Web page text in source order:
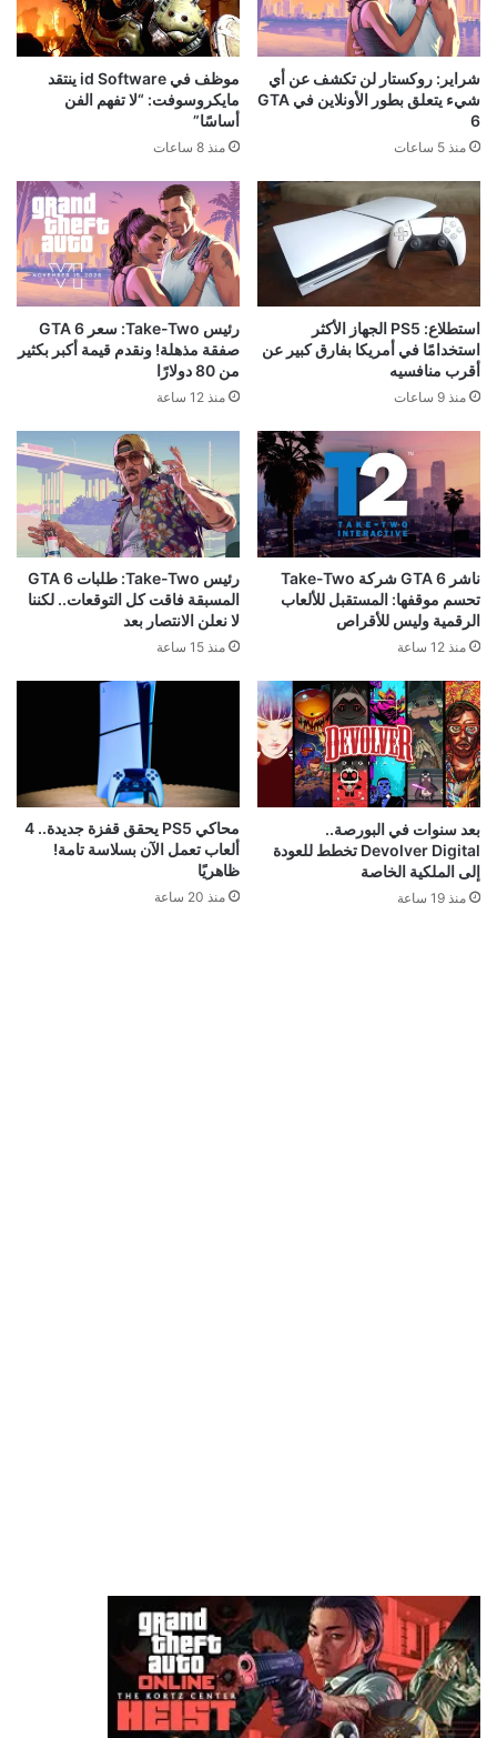
شراير: روكستار لن تكشف عن أي
شيء يتعلق بطور الأونلاين في GTA
6
منذ 5 ساعات
موظف في id Software ينتقد
مايكروسوفت: “لا تفهم الفن
أساسًا”
منذ 8 ساعات
استطلاع: PS5 الجهاز الأكثر
استخدامًا في أمريكا بفارق كبير عن
أقرب منافسيه
منذ 9 ساعات
رئيس Take-Two: سعر GTA 6
صفقة مذهلة! ونقدم قيمة أكبر بكثير
من 80 دولارًا
منذ 12 ساعة
ناشر GTA 6 شركة Take-Two
تحسم موقفها: المستقبل للألعاب
الرقمية وليس للأقراص
منذ 12 ساعة
رئيس Take-Two: طلبات GTA 6
المسبقة فاقت كل التوقعات.. لكننا
لا نعلن الانتصار بعد
منذ 15 ساعة
بعد سنوات في البورصة..
Devolver Digital تخطط للعودة
إلى الملكية الخاصة
منذ 19 ساعة
محاكي PS5 يحقق قفزة جديدة.. 4
ألعاب تعمل الآن بسلاسة تامة!
ظاهريًا
منذ 20 ساعة